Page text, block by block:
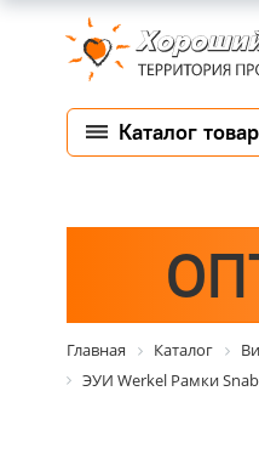
Каталог
Главная Каталог
ЭУИ Werkel Рамки